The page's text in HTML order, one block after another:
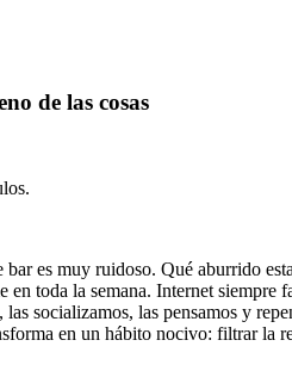
de las cosas
es muy ruidoso. Qué aburrido
toda la semana. Internet siempre
socializamos, las pensamos y
en un hábito nocivo: filtrar la